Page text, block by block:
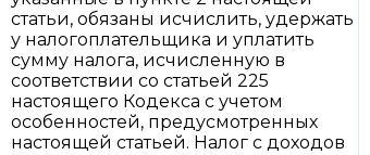
статьи, обязаны исчислить, удержать
у налогоплательщика и уплатить
сумму налога, исчисленную в
соответствии со статьей 225
настоящего Кодекса с учетом
особенностей, предусмотренных
настоящей статьей. Налог с доходов